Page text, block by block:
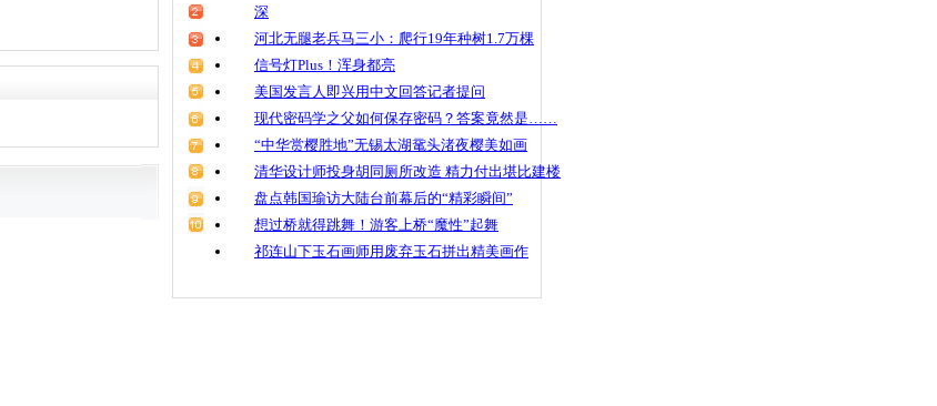
深
河北无腿老兵马三小：爬行19年种树1.7万棵
信号灯Plus！浑身都亮
美国发言人即兴用中文回答记者提问
现代密码学之父如何保存密码？答案竟然是……
“中华赏樱胜地”无锡太湖鼋头渚夜樱美如画
清华设计师投身胡同厕所改造 精力付出堪比建楼
盘点韩国瑜访大陆台前幕后的“精彩瞬间”
想过桥就得跳舞！游客上桥“魔性”起舞
祁连山下玉石画师用废弃玉石拼出精美画作